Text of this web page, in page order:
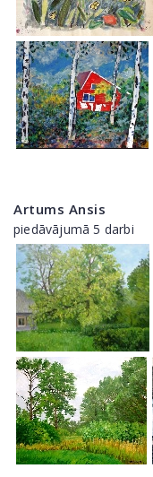
Artums Ansis
piedāvājumā 5 darbi